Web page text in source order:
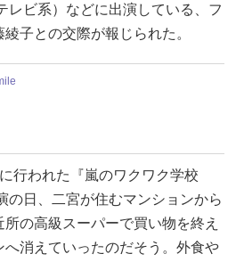
レビ系）などに出演している、フ
子との交際が報じられた。
行われた『嵐のワクワク学校
の日、二宮が住むマンションから
の高級スーパーで買い物を終え
消えていったのだそう。外食や